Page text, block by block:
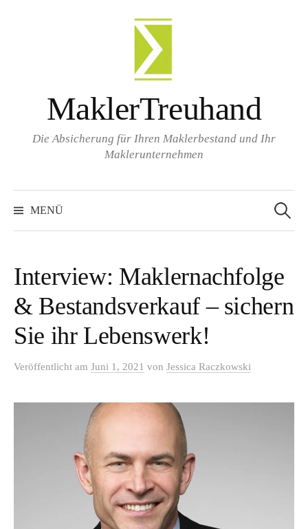
MaklerTreuhand
Die Absicherung für Ihren Maklerbestand und Ihr
Maklerunternehmen
MENÜ
nach:
Interview: Maklernachfolge
& Bestandsverkauf – sichern
Sie ihr Lebenswerk!
Veröffentlicht am Juni 1, 2021 von Jessica Raczkowski